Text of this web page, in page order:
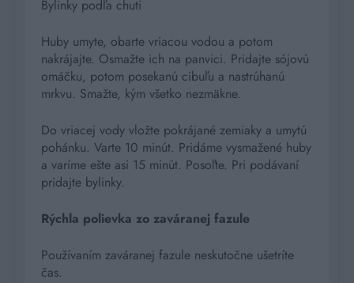
Bylinky podľa chuti
Huby umyte, obarte vriacou vodou a potom
nakrájajte. Osmažte ich na panvici. Pridajte sójovú
omáčku, potom posekanú cibuľu a nastrúhanú
mrkvu. Smažte, kým všetko nezmäkne.
Do vriacej vody vložte pokrájané zemiaky a umytú
pohánku. Varte 10 minút. Pridáme vysmažené huby
a varíme ešte asi 15 minút. Posoľte. Pri podávaní
pridajte bylinky.
Rýchla polievka zo zaváranej fazule
Používaním zaváranej fazule neskutočne ušetríte
čas.